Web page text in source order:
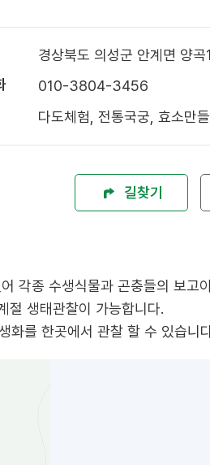
경상북도 의성군 안계면 양
010-3804-3456
다도체험, 전통국궁, 효소만
길찾기
각종 수생식물과 곤충들의 보고
절 생태관찰이 가능합니다.
화를 한곳에서 관찰 할 수 있습니